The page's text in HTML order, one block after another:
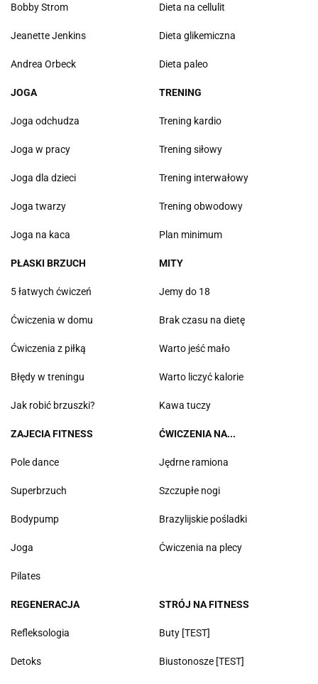
Bobby Strom
Jeanette Jenkins
Andrea Orbeck
Dieta na cellulit
Dieta glikemiczna
Dieta paleo
JOGA
Joga odchudza
Joga w pracy
Joga dla dzieci
Joga twarzy
Joga na kaca
TRENING
Trening kardio
Trening siłowy
Trening interwałowy
Trening obwodowy
Plan minimum
PŁASKI BRZUCH
5 łatwych ćwiczeń
Ćwiczenia w domu
Ćwiczenia z piłką
Błędy w treningu
Jak robić brzuszki?
MITY
Jemy do 18
Brak czasu na dietę
Warto jeść mało
Warto liczyć kalorie
Kawa tuczy
ZAJECIA FITNESS
Pole dance
Superbrzuch
Bodypump
Joga
Pilates
ĆWICZENIA NA...
Jędrne ramiona
Szczupłe nogi
Brazylijskie pośladki
Ćwiczenia na plecy
REGENERACJA
Refleksologia
Detoks
STRÓJ NA FITNESS
Buty [TEST]
Biustonosze [TEST]